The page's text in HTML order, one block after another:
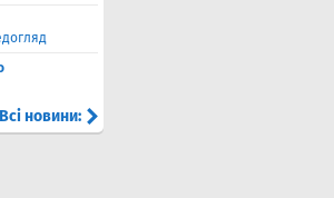
Всі новини: